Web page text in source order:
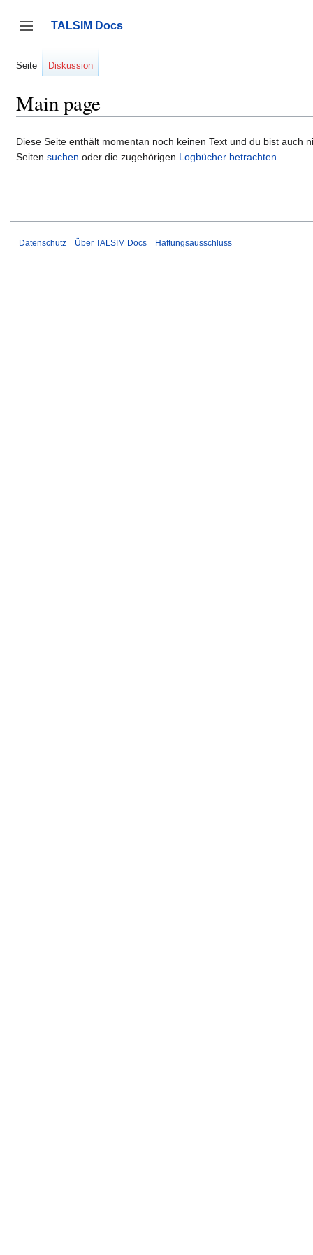
springen
Seitenleiste umschalten
TALSIM Docs
Seite Diskussion
Main page
Diese Seite enthält momentan noch keinen Text und du bist auch
Seiten suchen oder die zugehörigen Logbücher betrachten
Datenschutz Über TALSIM Docs Haftungsausschluss